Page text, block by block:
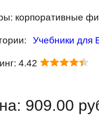
корпоративные
Учебники для
4.42
909.00